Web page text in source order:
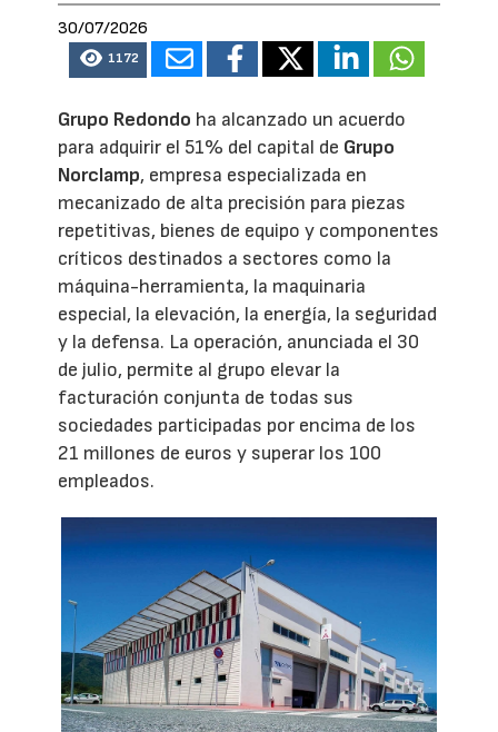
30/07/2026
1172
Grupo Redondo ha alcanzado un acuerdo
para adquirir el 51% del capital de Grupo
Norclamp, empresa especializada en
mecanizado de alta precisión para piezas
repetitivas, bienes de equipo y componentes
críticos destinados a sectores como la
máquina-herramienta, la maquinaria
especial, la elevación, la energía, la seguridad
y la defensa. La operación, anunciada el 30
de julio, permite al grupo elevar la
facturación conjunta de todas sus
sociedades participadas por encima de los
21 millones de euros y superar los 100
empleados.